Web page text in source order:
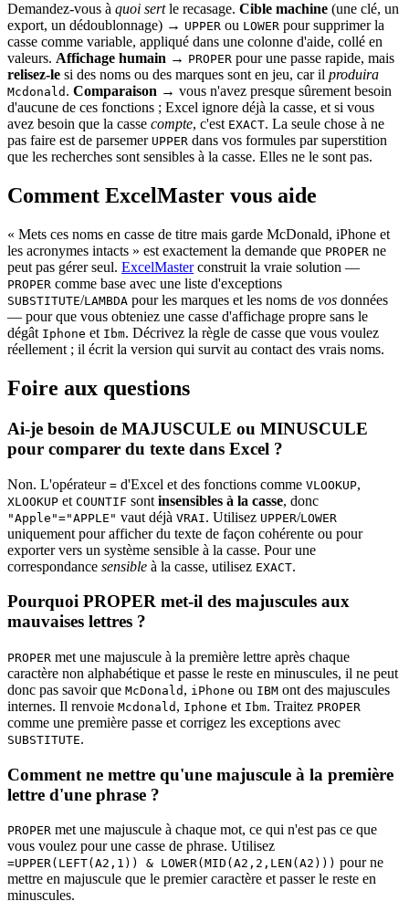
Demandez-vous à quoi sertle recasage. Cible machine (une clé, un
export, un dédoublonnage) → UPPER ou LOWER pour supprimer la
casse comme variable, appliqué dans une colonne d'aide, collé en
valeurs. Affichage humain → PROPER pour une passe rapide, mais
relisez-le si des noms ou des marques sont en jeu, car il produira
Mcdonald . Comparaison → vous n'avez presque sûrement besoin
d'aucune de ces fonctions ; Excel ignore déjà la casse, et si vous
avez besoin que la casse compte, c'est EXACT. La seule chose à ne
pas faire est de parsemer UPPER dans vos formules par superstition
que les recherches sont sensibles à la casse. Elles ne le sont pas.
Comment ExcelMaster vous aide
« Mets ces noms en casse de titre mais garde McDonald, iPhone et
les acronymes intacts » est exactement la demande que PROPER ne
peut pas gérer seul. ExcelMasterconstruit la vraie solution —
PROPER comme base avec une liste d'exceptions
SUBSTITUTE/LAMBDA pour les marques et les noms de vos données
— pour que vous obteniez une casse d'affichage propre sans le
dégât Iphone et Ibm. Décrivez la règle de casse que vous voulez
réellement ; il écrit la version qui survit au contact des vrais noms.
Foire aux questions
Ai-je besoin de MAJUSCULE ou MINUSCULE
pour comparer du texte dans Excel ?
Non. L'opérateur = d'Excel et des fonctions comme VLOOKUP,
XLOOKUP et COUNTIF sont insensibles à la casse, donc
"Apple"="APPLE" vaut déjà VRAI. Utilisez UPPER/LOWER
uniquement pour afficher du texte de façon cohérente ou pour
exporter vers un système sensible à la casse. Pour une
correspondance sensible à la casse, utilisez EXACT.
Pourquoi PROPER met-il des majuscules aux
mauvaises lettres ?
PROPER met une majuscule à la première lettre après chaque
caractère non alphabétique et passe le reste en minuscules, il ne peut
donc pas savoir que McDonald , iPhone ou IBM ont des majuscules
internes. Il renvoie Mcdonald , Iphone et Ibm. Traitez PROPER
comme une première passe et corrigez les exceptions avec
SUBSTITUTE.
Comment ne mettre qu'une majuscule à la première
lettre d'une phrase ?
PROPER met une majuscule à chaque mot, ce qui n'est pas ce que
vous voulez pour une casse de phrase. Utilisez
=UPPER(LEFT(A2,1)) & LOWER(MID(A2,2,LEN(A2))) pour ne
mettre en majuscule que le premier caractère et passer le reste en
minuscules.